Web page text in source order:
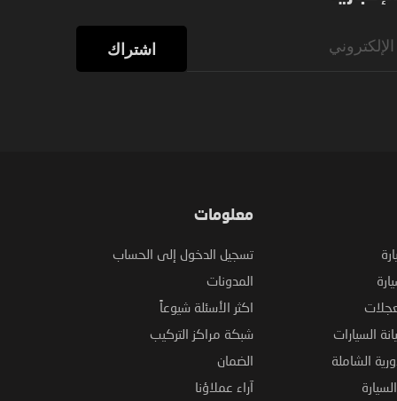
اشتراك
السيارات
الشاملة
معلومات
تسجيل الدخول إلى الحساب
المدونات
اكثر الأسئلة شيوعاً
شبكة مراكز التركيب
الضمان
آراء عملاؤنا